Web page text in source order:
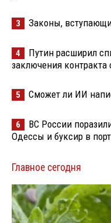
3 Законы,
4
Путин расширил
заключения
5 Сможет ли ИИ
6
ВС России
Одессы и буксир в
Главное сегодня